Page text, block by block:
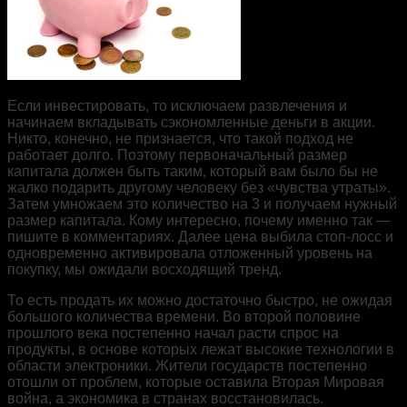
‎Если инвестировать, то исключаем развлечения и
начинаем вкладывать сэкономленные деньги в акции‎.
Никто, конечно, не признается, что такой подход не
работает долго. Поэтому первоначальный размер
капитала должен быть таким, который вам было бы не
жалко подарить другому человеку ‎без «чувства утраты»‎.
Затем умножаем это количество на 3 и получаем нужный
размер капитала. Кому интересно, почему именно так —
пишите в комментариях. Далее цена выбила стоп-лосс и
одновременно активировала отложенный уровень на
покупку, мы ожидали восходящий тренд.
То есть продать их можно достаточно быстро, не ожидая
большого количества времени. Во второй половине
прошлого века постепенно начал расти спрос на
продукты, в основе которых лежат высокие технологии в
области электроники. Жители государств постепенно
отошли от проблем, которые оставила Вторая Мировая
война, а экономика в странах восстановилась.